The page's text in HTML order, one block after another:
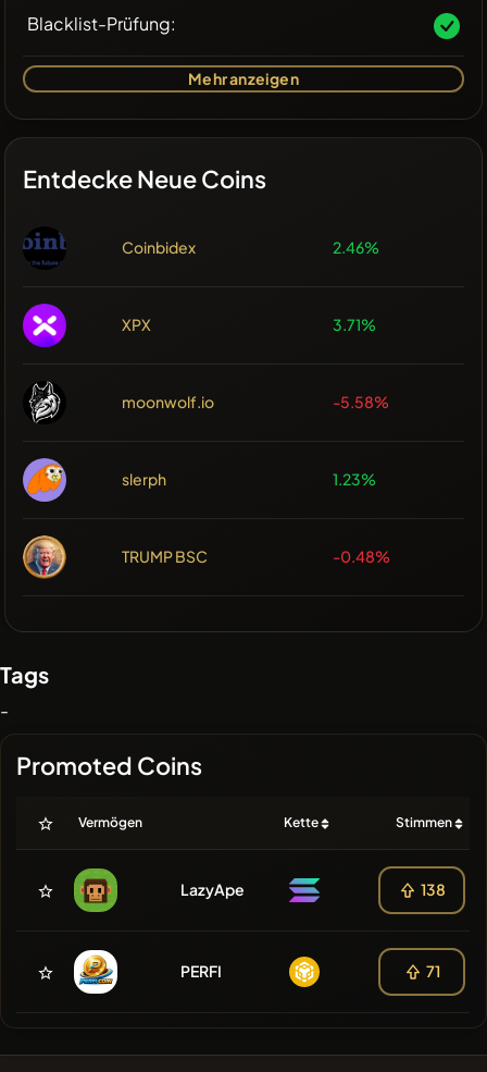
Blacklist-Prüfung:
Mehr anzeigen
Entdecke Neue Coins
Coinbidex 2.46%
XPX 3.71%
moonwolf.io -5.58%
slerph 1.23%
TRUMP BSC -0.48%
Tags
-
Promoted Coins
Vermögen Kette Stimmen
LazyApe 138
PERFI 71